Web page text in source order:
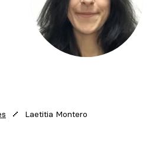
Laetitia Montero